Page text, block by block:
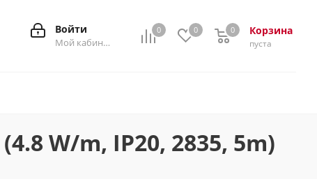
0 0 Корзина
0
пуста
0
Войти
Мой кабинет
W/m, IP20, 2835, 5m)